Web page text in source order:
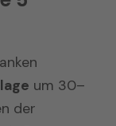
°C,
um 30–
der